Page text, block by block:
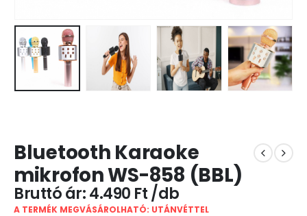
Bluetooth Karaoke
mikrofon WS-858 (BBL)
4.490 Ft
A TERMÉK MEGVÁSÁROLHATÓ: UTÁNVÉTTEL